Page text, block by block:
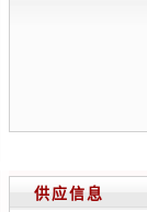
供应信息